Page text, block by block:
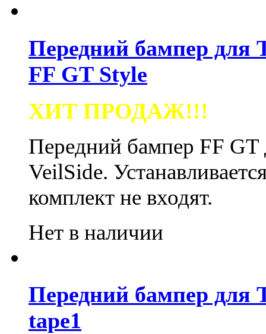
Передний бампер для
FF GT Style
ХИТ ПРОДАЖ!!!
Передний бампер FF GT
VeilSide.
комплект не входят.
Нет в наличии
Передний бампер для
tape1